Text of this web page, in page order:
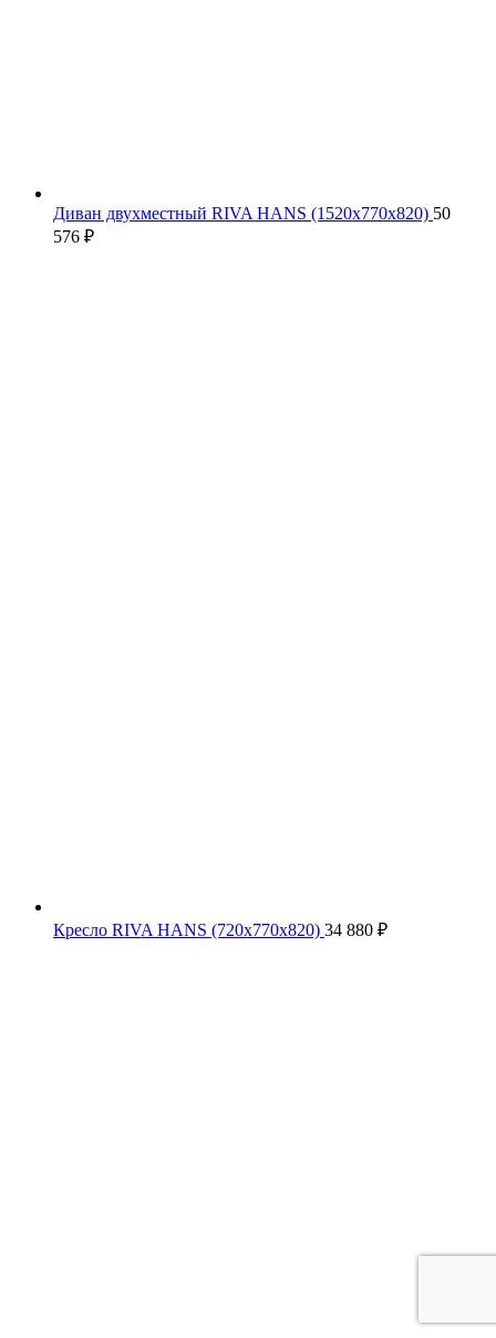
Диван двухместный RIVA HANS (1520х770х820) 50
576 ₽
Кресло RIVA HANS (720х770х820) 34 880 ₽